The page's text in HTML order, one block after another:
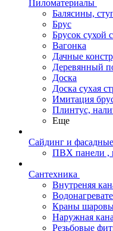
Пиломатериалы
Балясины,
Брус
Брусок сухой
Вагонка
Дачные
Деревянный
Доска
Доска сухая
Имитация
Плинтус,
Еще
Сайдинг и
ПВХ панели ,
Сантехника
Внутреняя
Краны
Наружная
Резьбовые